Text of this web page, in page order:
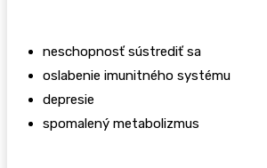
neschopnosť sústrediť sa
oslabenie imunitného systému
depresie
spomalený metabolizmus